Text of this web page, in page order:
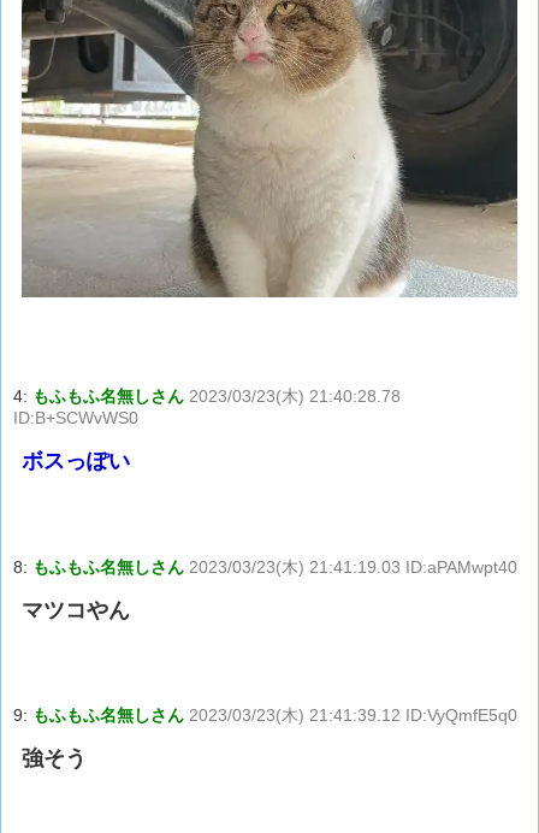
4: もふもふ名無しさん 2023/03/23(木) 21:40:28.78
ID:B+SCWvWS0
ボスっぽい
8: もふもふ名無しさん 2023/03/23(木) 21:41:19.03 ID:aPAMwpt40
マツコやん
9: もふもふ名無しさん 2023/03/23(木) 21:41:39.12 ID:VyQmfE5q0
強そう